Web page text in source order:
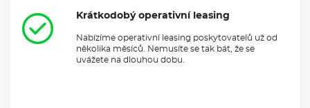
Krátkodobý operativní leasing
Nabízíme operativní leasing poskytovatelů už od
několika měsíců. Nemusíte se tak bát, že se
uvážete na dlouhou dobu.